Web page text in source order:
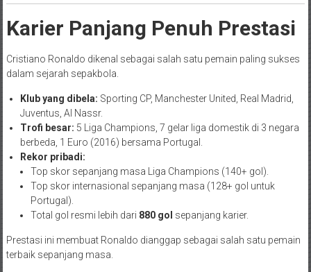
Karier Panjang Penuh Prestasi
Cristiano Ronaldo dikenal sebagai salah satu pemain paling sukses
dalam sejarah sepakbola.
Klub yang dibela: Sporting CP, Manchester United, Real Madrid,
Juventus, Al Nassr.
Trofi besar: 5 Liga Champions, 7 gelar liga domestik di 3 negara
berbeda, 1 Euro (2016) bersama Portugal.
Rekor pribadi:
Top skor sepanjang masa Liga Champions (140+ gol).
Top skor internasional sepanjang masa (128+ gol untuk
Portugal).
Total gol resmi lebih dari 880 gol sepanjang karier.
Prestasi ini membuat Ronaldo dianggap sebagai salah satu pemain
terbaik sepanjang masa.